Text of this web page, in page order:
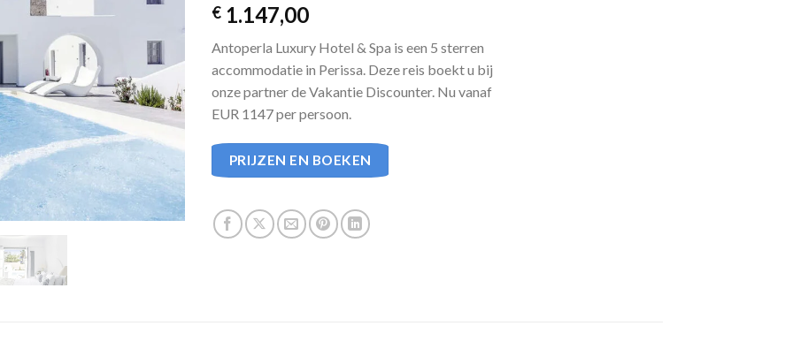
€ 1.147,00
Antoperla Luxury Hotel & Spa is een 5 sterren
accommodatie in Perissa. Deze reis boekt u bij
onze partner de Vakantie Discounter. Nu vanaf
EUR 1147 per persoon.
PRIJZEN EN BOEKEN